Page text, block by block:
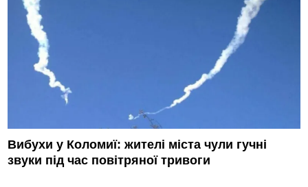
Вибухи у Коломиї: жителі міста чули гучні
звуки під час повітряної тривоги